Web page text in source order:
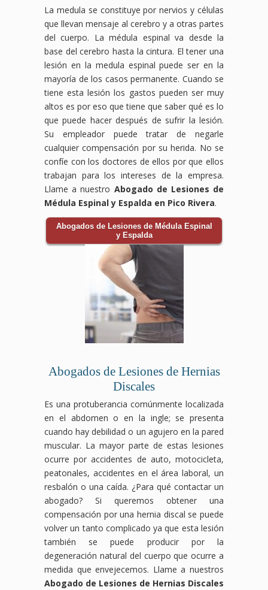
La medula se constituye por nervios y células
que llevan mensaje al cerebro y a otras partes
del cuerpo. La médula espinal va desde la
base del cerebro hasta la cintura. El tener una
lesión en la medula espinal puede ser en la
mayoría de los casos permanente. Cuando se
tiene esta lesión los gastos pueden ser muy
altos es por eso que tiene que saber qué es lo
que puede hacer después de sufrir la lesión.
Su empleador puede tratar de negarle
cualquier compensación por su herida. No se
confíe con los doctores de ellos por que ellos
trabajan para los intereses de la empresa.
Llame a nuestro Abogado de Lesiones de
Médula Espinal y Espalda en Pico Rivera.
Abogados de Lesiones de Médula Espinal
y Espalda
Abogados de Lesiones de Hernias
Discales
Es una protuberancia comúnmente localizada
en el abdomen o en la ingle; se presenta
cuando hay debilidad o un agujero en la pared
muscular. La mayor parte de estas lesiones
ocurre por accidentes de auto, motocicleta,
peatonales, accidentes en el área laboral, un
resbalón o una caída. ¿Para qué contactar un
abogado? Si queremos obtener una
compensación por una hernia discal se puede
volver un tanto complicado ya que esta lesión
también se puede producir por la
degeneración natural del cuerpo que ocurre a
medida que envejecemos. Llame a nuestros
Abogado de Lesiones de Hernias Discales